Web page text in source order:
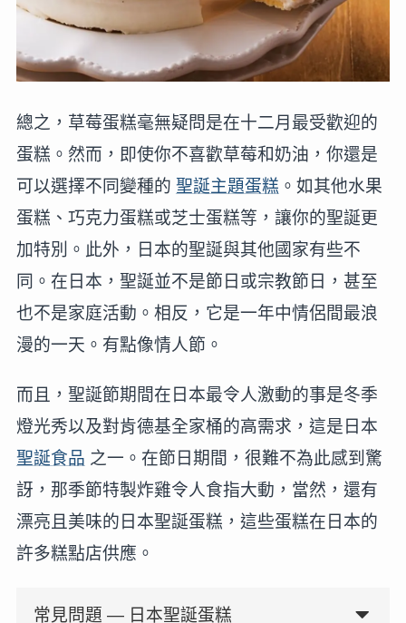
總之，草莓蛋糕毫無疑問是在十二月最受歡迎的
蛋糕。然而，即使你不喜歡草莓和奶油，你還是
可以選擇不同變種的 聖誕主題蛋糕 。如其他水果
蛋糕、巧克力蛋糕或芝士蛋糕等，讓你的聖誕更
加特別。此外，日本的聖誕與其他國家有些不
同。在日本，聖誕並不是節日或宗教節日，甚至
也不是家庭活動。相反，它是一年中情侶間最浪
漫的一天。有點像情人節。
而且，聖誕節期間在日本最令人激動的事是冬季
燈光秀以及對肯德基全家桶的高需求，這是日本
聖誕食品 之一。在節日期間，很難不為此感到驚
訝，那季節特製炸雞令人食指大動，當然，還有
漂亮且美味的日本聖誕蛋糕，這些蛋糕在日本的
許多糕點店供應。
常見問題 — 日本聖誕蛋糕